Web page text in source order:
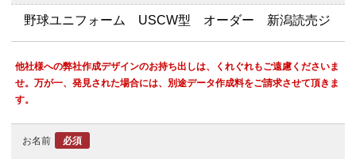
他社様への弊社作成デザインのお持ち出しは、くれぐれもご遠慮くださいま
せ。万が一、発見された場合には、別途データ作成料をご請求させて頂きま
す。
お名前 必須